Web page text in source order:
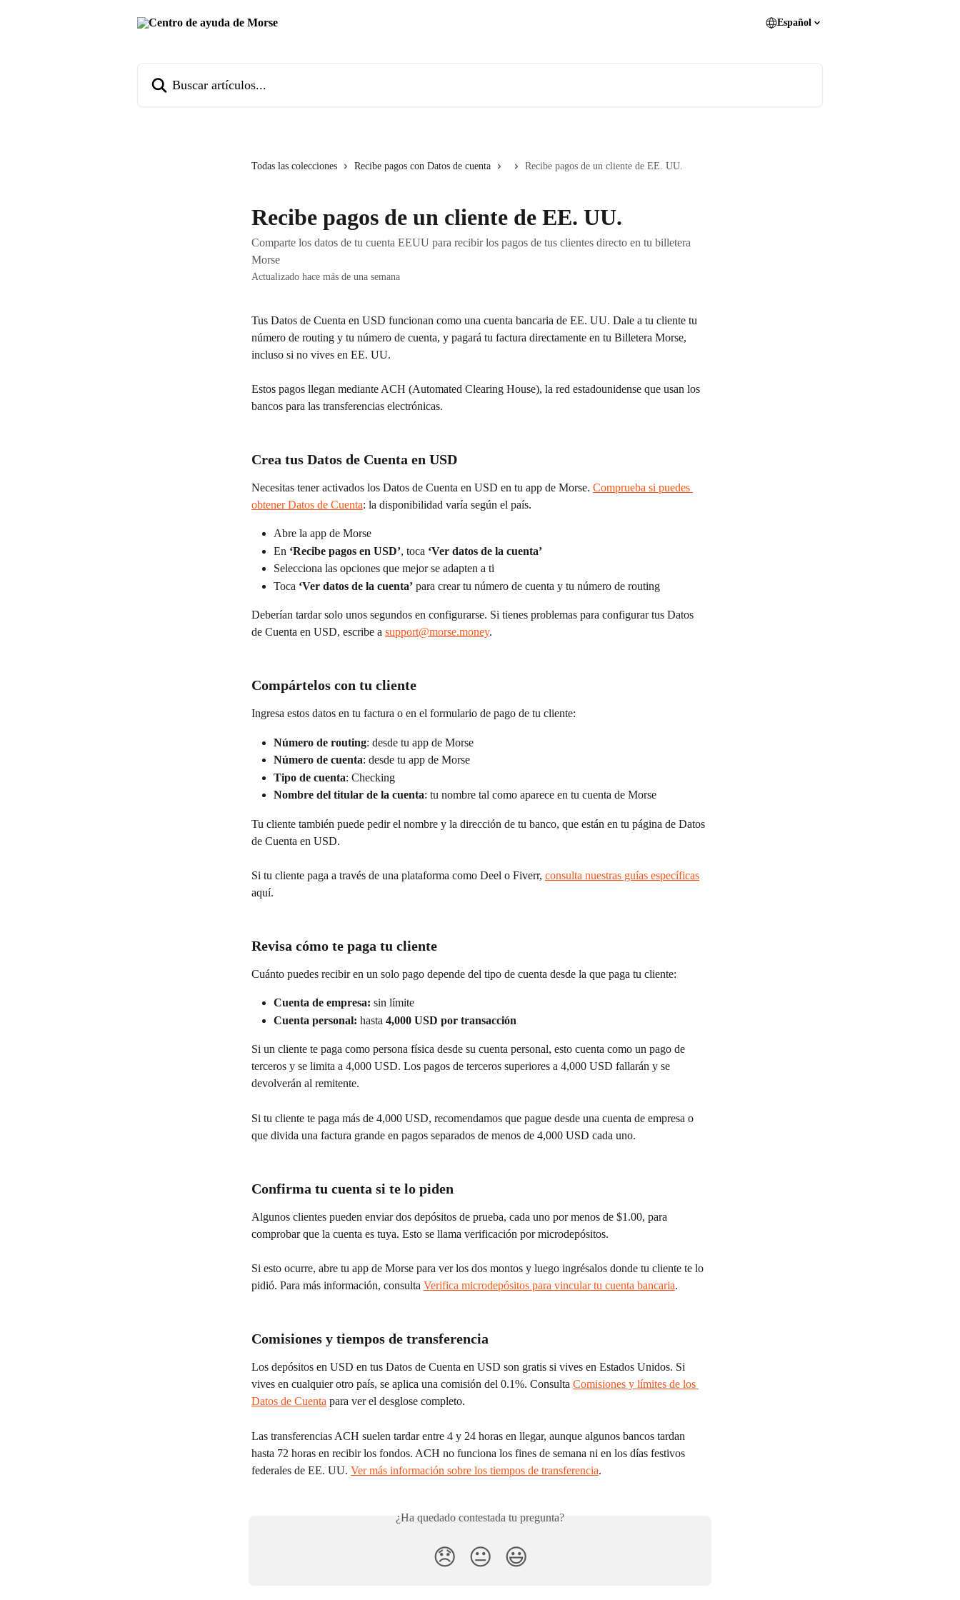
Español
Todas las colecciones Recibe pagos con Datos de cuenta Recibe pagos de un cliente de EE. UU.
Recibe pagos de un cliente de EE. UU.
Comparte los datos de tu cuenta EEUU para recibir los pagos de tus clientes directo en tu billetera
Morse
Actualizado hace más de una semana
Tus Datos de Cuenta en USD funcionan como una cuenta bancaria de EE. UU. Dale a tu cliente tu
número de routing y tu número de cuenta, y pagará tu factura directamente en tu Billetera Morse,
incluso si no vives en EE. UU.
Estos pagos llegan mediante ACH (Automated Clearing House), la red estadounidense que usan los
bancos para las transferencias electrónicas.
Crea tus Datos de Cuenta en USD
Necesitas tener activados los Datos de Cuenta en USD en tu app de Morse. Comprueba si puedes
obtener Datos de Cuenta: la disponibilidad varía según el país.
Abre la app de Morse
En ‘Recibe pagos en USD’, toca ‘Ver datos de la cuenta’
Selecciona las opciones que mejor se adapten a ti
Toca ‘Ver datos de la cuenta’ para crear tu número de cuenta y tu número de routing
Deberían tardar solo unos segundos en configurarse. Si tienes problemas para configurar tus Datos
de Cuenta en USD, escribe a support@morse.money.
Compártelos con tu cliente
Ingresa estos datos en tu factura o en el formulario de pago de tu cliente:
Número de routing: desde tu app de Morse
Número de cuenta: desde tu app de Morse
Tipo de cuenta: Checking
Nombre del titular de la cuenta: tu nombre tal como aparece en tu cuenta de Morse
Tu cliente también puede pedir el nombre y la dirección de tu banco, que están en tu página de Datos
de Cuenta en USD.
Si tu cliente paga a través de una plataforma como Deel o Fiverr, consulta nuestras guías específicas
aquí.
Revisa cómo te paga tu cliente
Cuánto puedes recibir en un solo pago depende del tipo de cuenta desde la que paga tu cliente:
Cuenta de empresa: sin límite
Cuenta personal: hasta 4,000 USD por transacción
Si un cliente te paga como persona física desde su cuenta personal, esto cuenta como un pago de
terceros y se limita a 4,000 USD. Los pagos de terceros superiores a 4,000 USD fallarán y se
devolverán al remitente.
Si tu cliente te paga más de 4,000 USD, recomendamos que pague desde una cuenta de empresa o
que divida una factura grande en pagos separados de menos de 4,000 USD cada uno.
Confirma tu cuenta si te lo piden
Algunos clientes pueden enviar dos depósitos de prueba, cada uno por menos de $1.00, para
comprobar que la cuenta es tuya. Esto se llama verificación por microdepósitos.
Si esto ocurre, abre tu app de Morse para ver los dos montos y luego ingrésalos donde tu cliente te lo
pidió. Para más información, consulta Verifica microdepósitos para vincular tu cuenta bancaria.
Comisiones y tiempos de transferencia
Los depósitos en USD en tus Datos de Cuenta en USD son gratis si vives en Estados Unidos. Si
vives en cualquier otro país, se aplica una comisión del 0.1%. Consulta Comisiones y límites de los
Datos de Cuenta para ver el desglose completo.
Las transferencias ACH suelen tardar entre 4 y 24 horas en llegar, aunque algunos bancos tardan
hasta 72 horas en recibir los fondos. ACH no funciona los fines de semana ni en los días festivos
federales de EE. UU. Ver más información sobre los tiempos de transferencia.
¿Ha quedado contestada tu pregunta?
😞 😐 😃